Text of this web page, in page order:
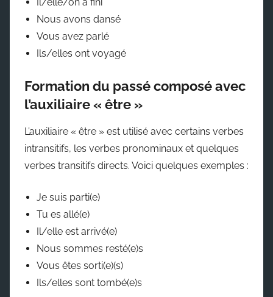
Nous avons dansé
Vous avez parlé
Ils/elles ont voyagé
Formation du passé composé avec
l’auxiliaire « être »
L’auxiliaire « être » est utilisé avec certains verbes
intransitifs, les verbes pronominaux et quelques
verbes transitifs directs. Voici quelques exemples :
Je suis parti(e)
Tu es allé(e)
Il/elle est arrivé(e)
Nous sommes resté(e)s
Vous êtes sorti(e)(s)
Ils/elles sont tombé(e)s